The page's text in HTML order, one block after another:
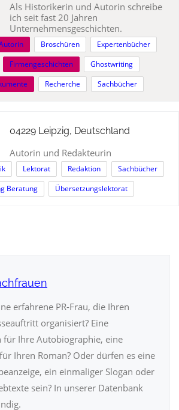
Als Historikerin und Autorin schreibe
ich seit fast 20 Jahren
Unternehmensgeschichten.
Broschüren
Expertenbücher
Firmengeschichten
Ghostwriting
Recherche Sachbücher
04229 Leipzig, Deutschland
Autorin und Redakteurin
Lektorat Redaktion
Sachbücher
Beratung
Übersetzungslektorat
erfahrene PR-Frau, die Ihren
organisiert? Eine
für Ihre Autobiographie, eine
Ihren Roman? Oder dürfen es eine
ein einmaliger Slogan oder
sein? In unserer Datenbank